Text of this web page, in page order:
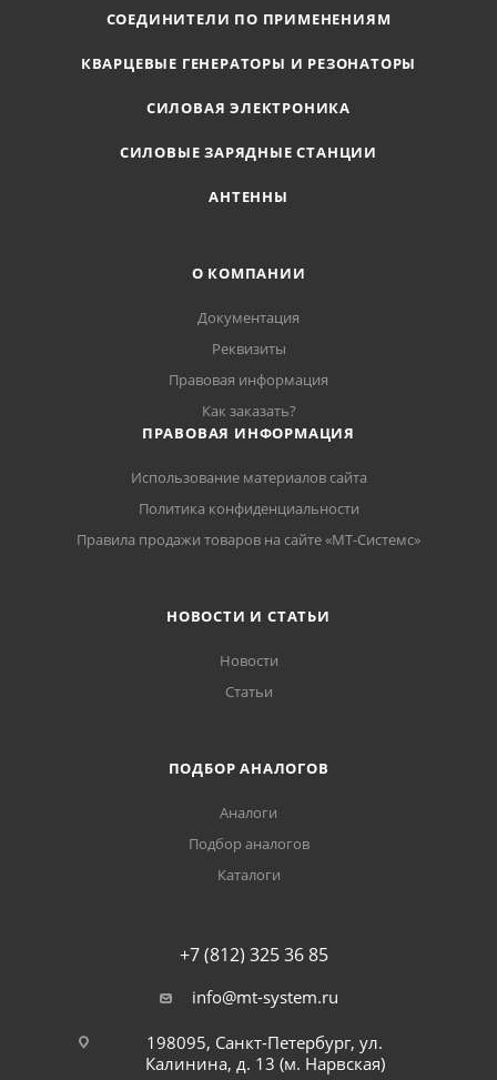
СОЕДИНИТЕЛИ ПО ПРИМЕНЕНИЯМ
КВАРЦЕВЫЕ ГЕНЕРАТОРЫ И РЕЗОНАТОРЫ
СИЛОВАЯ ЭЛЕКТРОНИКА
СИЛОВЫЕ ЗАРЯДНЫЕ СТАНЦИИ
АНТЕННЫ
О КОМПАНИИ
Документация
Реквизиты
Правовая информация
Как заказать?
ПРАВОВАЯ ИНФОРМАЦИЯ
Использование материалов сайта
Политика конфиденциальности
Правила продажи товаров на сайте «МТ-Системс»
НОВОСТИ И СТАТЬИ
Новости
Статьи
ПОДБОР АНАЛОГОВ
Аналоги
Подбор аналогов
Каталоги
+7 (812) 325 36 85
info@mt-system.ru
198095, Санкт-Петербург, ул.
Калинина, д. 13 (м. Нарвская)